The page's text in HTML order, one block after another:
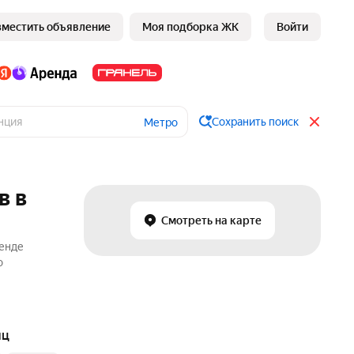
объявление Моя подборка ЖК Войти
Метро Сохранить поиск
Смотреть на карте
в